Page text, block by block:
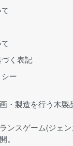
く表記
ー
・製造を行う木
ンスゲーム(ジェ
。